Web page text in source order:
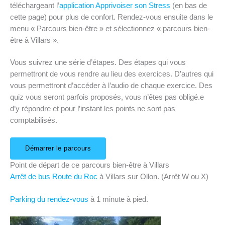
téléchargeant l’application Apprivoiser son Stress (en bas de
cette page) pour plus de confort. Rendez-vous ensuite dans le
menu « Parcours bien-être » et sélectionnez « parcours bien-
être à Villars ».
Vous suivrez une série d’étapes. Des étapes qui vous
permettront de vous rendre au lieu des exercices. D’autres qui
vous permettront d’accéder à l’audio de chaque exercice. Des
quiz vous seront parfois proposés, vous n’êtes pas obligé.e
d’y répondre et pour l’instant les points ne sont pas
comptabilisés.
Démarrer le parcours
Point de départ de ce parcours bien-être à Villars
Arrêt de bus Route du Roc à Villars sur Ollon. (Arrêt W ou X)
Parking du rendez-vous à 1 minute à pied.